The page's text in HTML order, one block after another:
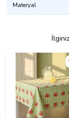
Materyal